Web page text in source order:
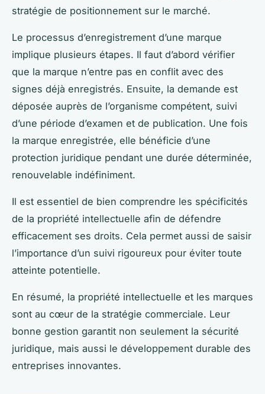
stratégie de positionnement sur le marché.
Le processus d’enregistrement d’une marque
implique plusieurs étapes. Il faut d’abord vérifier
que la marque n’entre pas en conflit avec des
signes déjà enregistrés. Ensuite, la demande est
déposée auprès de l’organisme compétent, suivi
d’une période d’examen et de publication. Une fois
la marque enregistrée, elle bénéficie d’une
protection juridique pendant une durée déterminée,
renouvelable indéfiniment.
Il est essentiel de bien comprendre les spécificités
de la propriété intellectuelle afin de défendre
efficacement ses droits. Cela permet aussi de saisir
l’importance d’un suivi rigoureux pour éviter toute
atteinte potentielle.
En résumé, la propriété intellectuelle et les marques
sont au cœur de la stratégie commerciale. Leur
bonne gestion garantit non seulement la sécurité
juridique, mais aussi le développement durable des
entreprises innovantes.